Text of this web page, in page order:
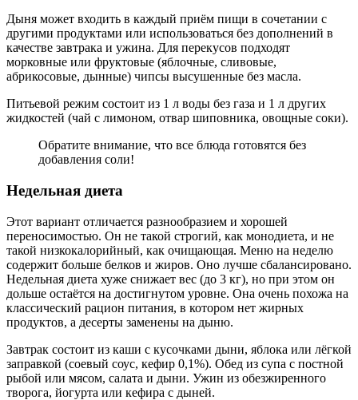
Дыня может входить в каждый приём пищи в сочетании с
другими продуктами или использоваться без дополнений в
качестве завтрака и ужина. Для перекусов подходят
морковные или фруктовые (яблочные, сливовые,
абрикосовые, дынные) чипсы высушенные без масла.
Питьевой режим состоит из 1 л воды без газа и 1 л других
жидкостей (чай с лимоном, отвар шиповника, овощные соки).
Обратите внимание, что все блюда готовятся без
добавления соли!
Недельная диета
Этот вариант отличается разнообразием и хорошей
переносимостью. Он не такой строгий, как монодиета, и не
такой низкокалорийный, как очищающая. Меню на неделю
содержит больше белков и жиров. Оно лучше сбалансировано.
Недельная диета хуже снижает вес (до 3 кг), но при этом он
дольше остаётся на достигнутом уровне. Она очень похожа на
классический рацион питания, в котором нет жирных
продуктов, а десерты заменены на дыню.
Завтрак состоит из каши с кусочками дыни, яблока или лёгкой
заправкой (соевый соус, кефир 0,1%). Обед из супа с постной
рыбой или мясом, салата и дыни. Ужин из обезжиренного
творога, йогурта или кефира с дыней.